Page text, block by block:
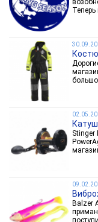
Stinger
Balzer